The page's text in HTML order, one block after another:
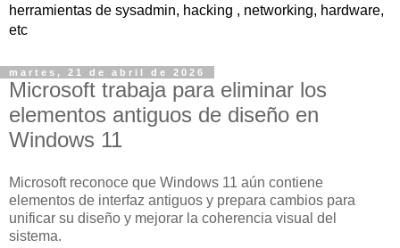
herramientas de sysadmin, hacking , networking, hardware,
etc
martes, 21 de abril de 2026
Microsoft trabaja para eliminar los
elementos antiguos de diseño en
Windows 11
Microsoft reconoce que Windows 11 aún contiene
elementos de interfaz antiguos y prepara cambios para
unificar su diseño y mejorar la coherencia visual del
sistema.